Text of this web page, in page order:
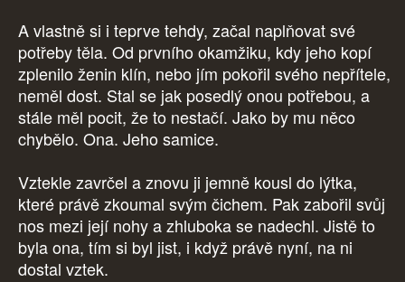
A vlastně si i teprve tehdy, začal naplňovat své
potřeby těla. Od prvního okamžiku, kdy jeho kopí
zplenilo ženin klín, nebo jím pokořil svého nepřítele,
neměl dost. Stal se jak posedlý onou potřebou, a
stále měl pocit, že to nestačí. Jako by mu něco
chybělo. Ona. Jeho samice.
Vztekle zavrčel a znovu ji jemně kousl do lýtka,
které právě zkoumal svým čichem. Pak zabořil svůj
nos mezi její nohy a zhluboka se nadechl. Jistě to
byla ona, tím si byl jist, i když právě nyní, na ni
dostal vztek.